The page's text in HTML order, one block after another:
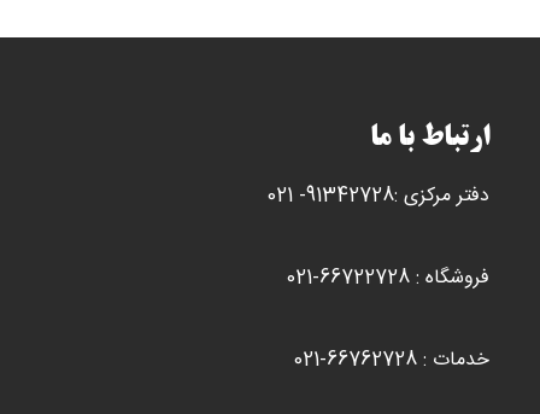
ارتباط با ما
دفتر مرکزی :91342728- 021
فروشگاه : 66722728-021
خدمات : 66762728-021